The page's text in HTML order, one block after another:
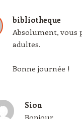
bibliotheque
Absolument, vous
adultes.
Bonne journée !
Sion
Bonjour,